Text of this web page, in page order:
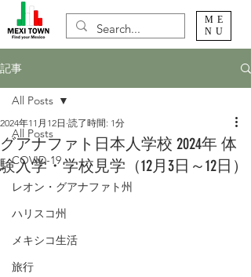
ME
NU
記事
All Posts
COVID-19
レオン・グアナファト州
ハリスコ州
メキシコ生活
旅行
All Posts
グアナファト日本人学校 2024年 体
験入学・学校見学（12月3日～12日）
2024年11月12日 読了時間: 1分